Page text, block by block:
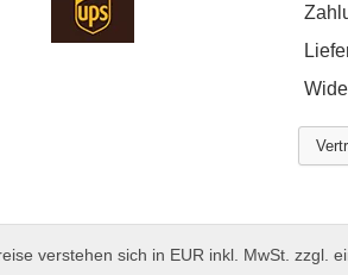
verstehen sich in EUR inkl. MwSt. zzgl.